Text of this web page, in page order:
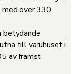
med över 330
betydande
till varuhuset i
av främst